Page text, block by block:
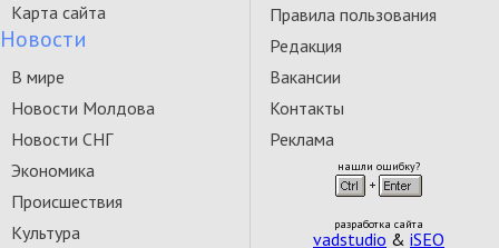
Карта сайта
Новости
В мире
Новости Молдова
Новости СНГ
Экономика
Происшествия
Культура
Правила пользования
Редакция
Вакансии
Контакты
Реклама
нашли ошибку?
разработка сайта
vadstudio & iSEO